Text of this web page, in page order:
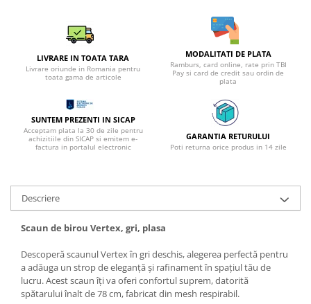
LIVRARE IN TOATA TARA
Livrare oriunde in Romania pentru
toata gama de articole
MODALITATI DE PLATA
Ramburs, card online, rate prin TBI
Pay si card de credit sau ordin de
plata
SUNTEM PREZENTI IN SICAP
Acceptam plata la 30 de zile pentru
achizitiile din SICAP si emitem e-
factura in portalul electronic
GARANTIA RETURULUI
Poti returna orice produs in 14 zile
Descriere
Scaun de birou Vertex, gri, plasa
Descoperă scaunul Vertex în gri deschis, alegerea perfectă pentru
a adăuga un strop de eleganță și rafinament în spațiul tău de
lucru. Acest scaun îți va oferi confortul suprem, datorită
spătarului înalt de 78 cm, fabricat din mesh respirabil.